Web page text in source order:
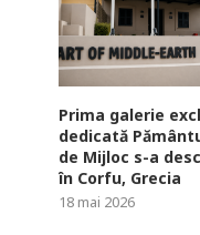
Prima galerie
dedicată
de Mijloc s-a
în Corfu, Grecia
18 mai 2026